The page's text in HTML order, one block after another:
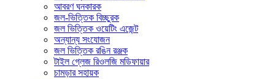
আবরণ ঘনকারক
জল-ভিত্তিক বিচ্ছুরক
জল ভিত্তিক ওয়েটিং এজেন্ট
অন্যান্য সংযোজন
জল ভিত্তিক রঙিন রঞ্জক
টাইল গ্লেজ রিওলজি মডিফায়ার
চামড়ার সহায়ক